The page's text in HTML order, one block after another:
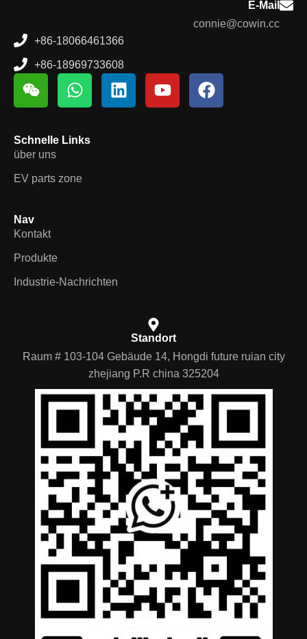
E-Mail
connie@cowin.cc
+86-18066461366
+86-18969733608
Schnelle Links
über uns
EV parts zone
Nav
Kontakt
Produkte
Industrie-Nachrichten
Standort
Raum # 103-104 Gebäude 14, Hongdi future ruian city
zhejiang P.R china 325204